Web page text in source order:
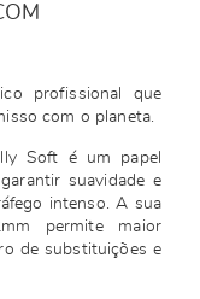
profissional que
com o planeta.
Soft é um papel
suavidade e
intenso. A sua
permite maior
de substituições e